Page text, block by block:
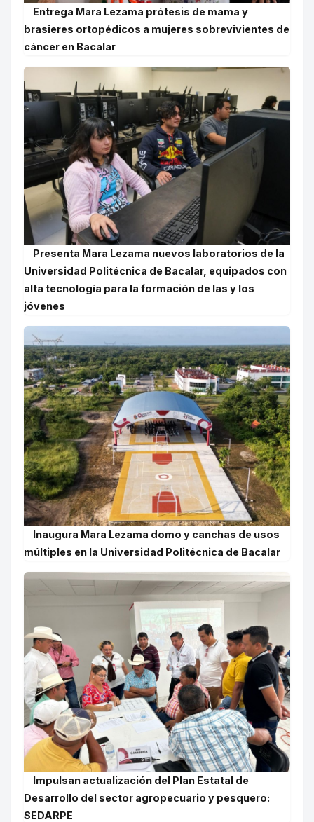
Entrega Mara Lezama prótesis de mama y
brasieres ortopédicos a mujeres sobrevivientes de
cáncer en Bacalar
Presenta Mara Lezama nuevos laboratorios de la
Universidad Politécnica de Bacalar, equipados con
alta tecnología para la formación de las y los
jóvenes
Inaugura Mara Lezama domo y canchas de usos
múltiples en la Universidad Politécnica de Bacalar
Impulsan actualización del Plan Estatal de
Desarrollo del sector agropecuario y pesquero:
SEDARPE